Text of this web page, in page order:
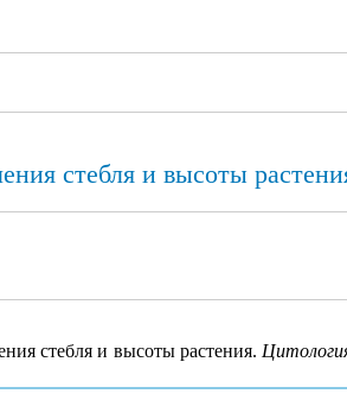
стебля и высоты
стебля и высоты растения.